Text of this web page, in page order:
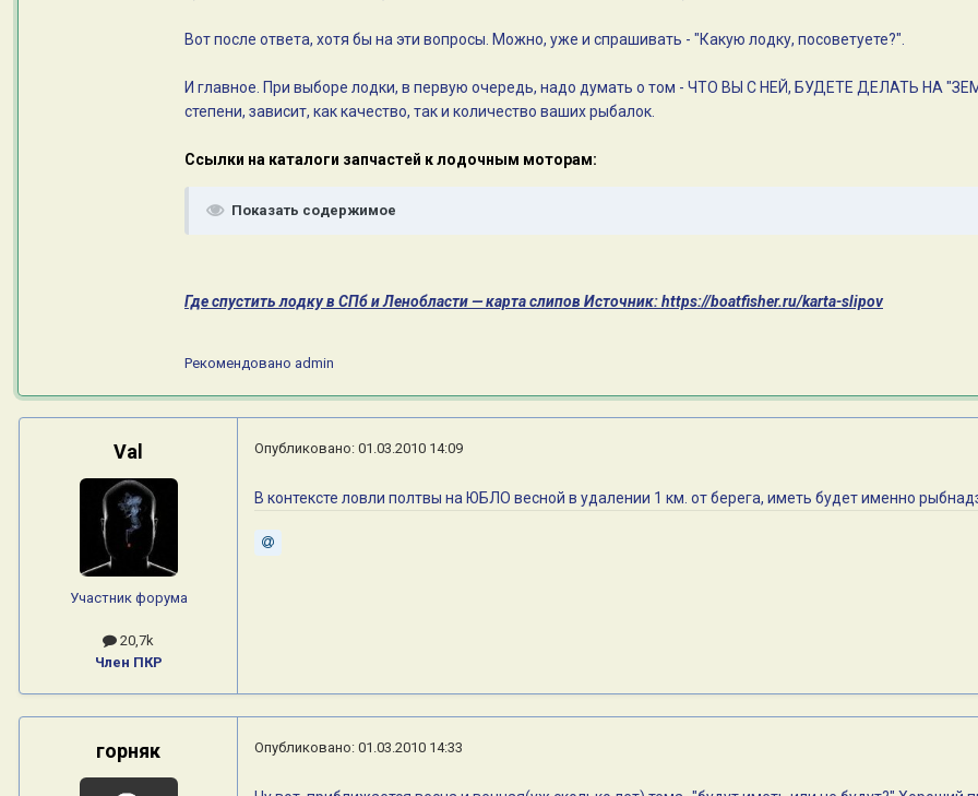
Вот после ответа, хотя бы на эти вопросы. Можно, уже и спрашивать - "Какую лодку, посоветуете?".
И главное. При выборе лодки, в первую очередь, надо думать о том - ЧТО ВЫ С НЕЙ, БУДЕТЕ ДЕЛАТЬ НА
степени, зависит, как качество, так и количество ваших рыбалок.
Ссылки на каталоги запчастей к лодочным моторам:
Показать содержимое
Где спустить лодку в СПб и Ленобласти — карта слипов Источник: https://boatfisher.ru/karta-slipov
Рекомендовано admin
Val
Участник форума
20,7k
Член ПКР
Опубликовано: 01.03.2010 14:09
В контексте ловли полтвы на ЮБЛО весной в удалении 1 км. от берега, иметь будет именно
горняк Опубликовано: 01.03.2010 14:33